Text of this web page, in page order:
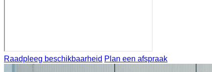
Raadpleeg beschikbaarheid Plan een afspraak